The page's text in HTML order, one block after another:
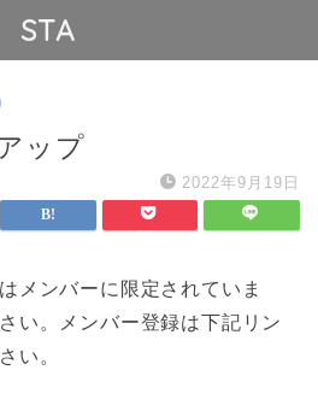
STA
ップ
2022年9月19日
メンバーに限定されていま
い。メンバー登録は下記リン
い。